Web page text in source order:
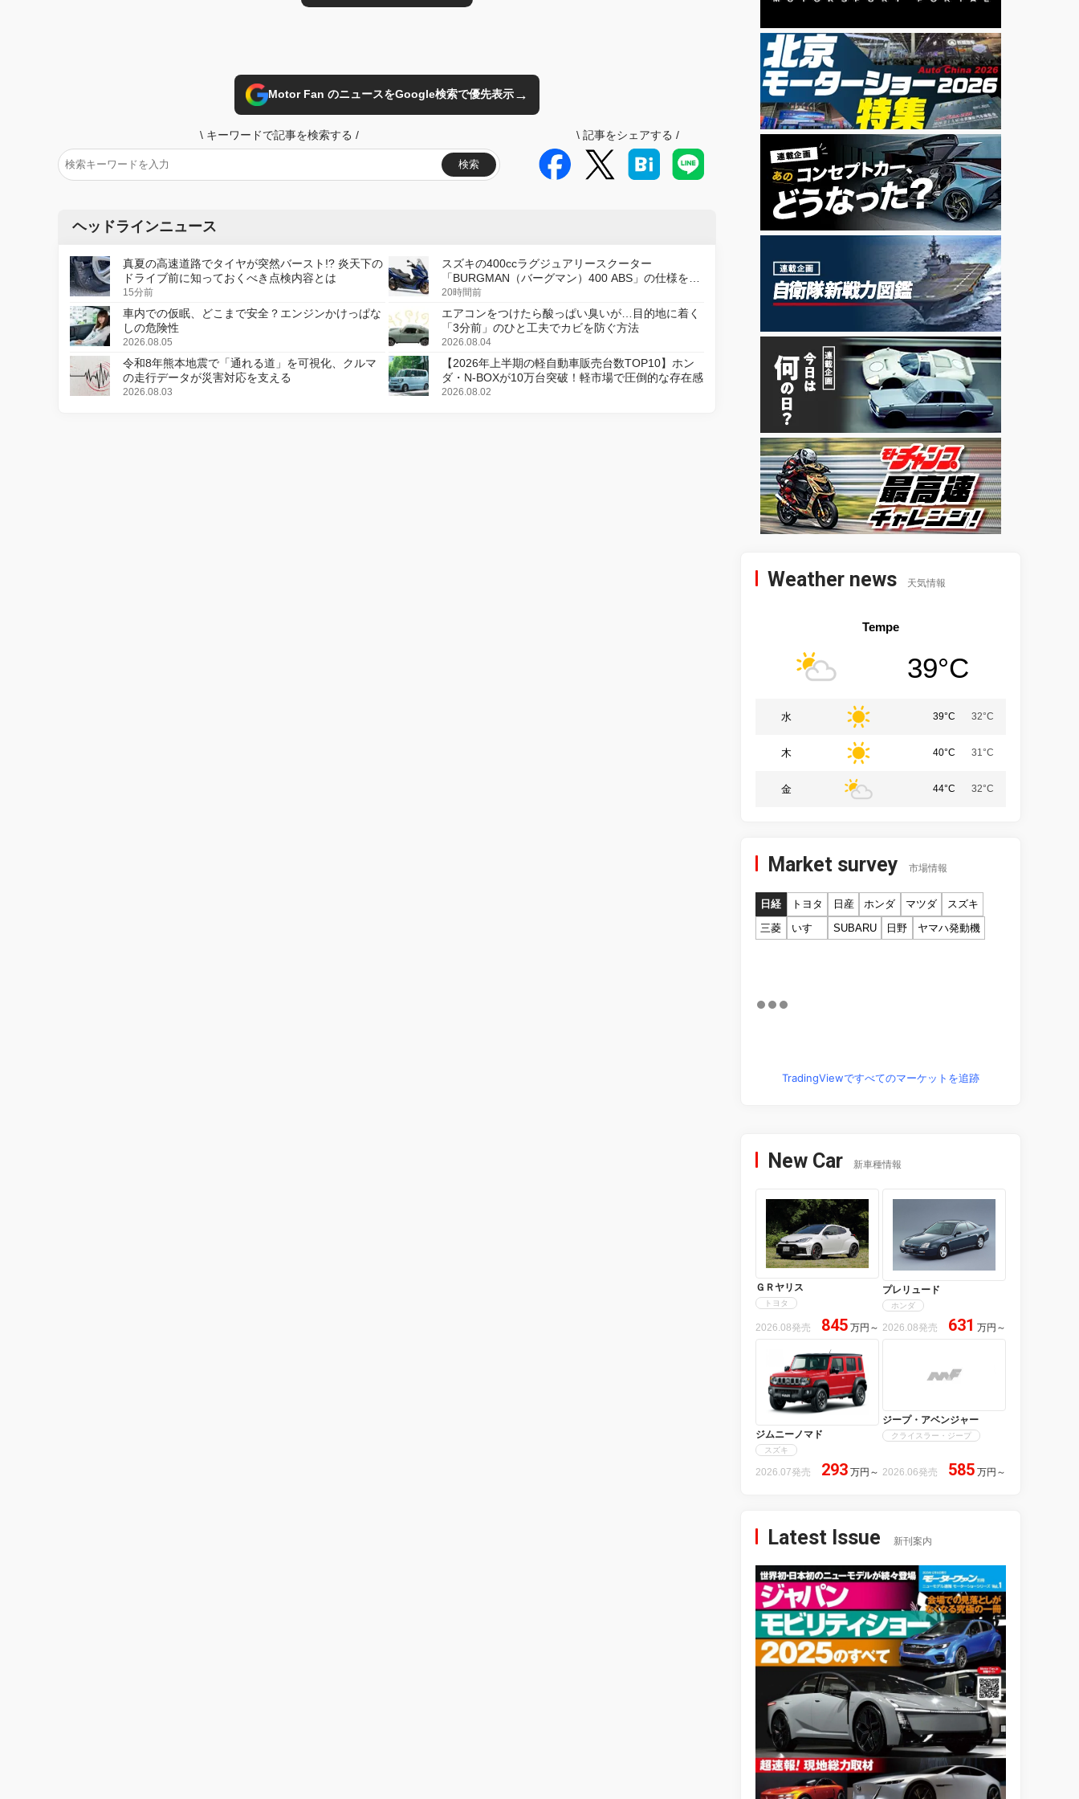
Motor Fan のニュースをGoogle検索で優先表示→
\ キーワードで記事を検索する /
検索
\ 記事をシェアする /
ヘッドラインニュース
真夏の高速道路でタイヤが突然バースト!? 炎天下の
ドライブ前に知っておくべき点検内容とは
15分前
スズキの400ccラグジュアリースクーター
「BURGMAN（バーグマン）400 ABS」の仕様を変
更し、8月18日に発売
20時間前
車内での仮眠、どこまで安全？エンジンかけっぱな
しの危険性
2026.08.05
エアコンをつけたら酸っぱい臭いが…目的地に着く
「3分前」のひと工夫でカビを防ぐ方法
2026.08.04
令和8年熊本地震で「通れる道」を可視化、クルマ
の走行データが災害対応を支える
2026.08.03
【2026年上半期の軽自動車販売台数TOP10】ホン
ダ・N-BOXが10万台突破！軽市場で圧倒的な存在感
2026.08.02
Weather news 天気情報
Tempe
39°C
水 39°C 32°C
木 40°C 31°C
金 44°C 32°C
Market survey 市場情報
日経 トヨタ 日産 ホンダ マツダ
スズキ
三菱
いすゞ SUBARU 日野 ヤマハ発動機
TradingViewですべてのマーケットを追跡
New Car 新車種情報
ＧＲヤリス
トヨタ
2026.08発売 845 万円 ～
プレリュード
ホンダ
2026.08発売 631 万円 ～
ジムニーノマド
スズキ
2026.07発売 293 万円 ～
ジープ・アベンジャー
クライスラー・ジープ
2026.06発売 585 万円 ～
Latest Issue 新刊案内